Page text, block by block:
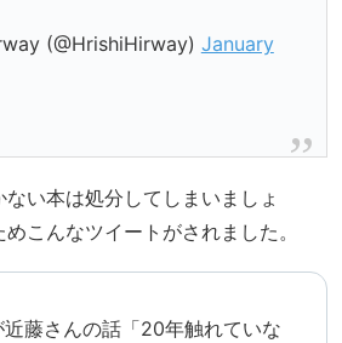
(@HrishiHirway) January
い本は処分してしまいましょ
こんなツイートがされました。
藤さんの話「20年触れていな